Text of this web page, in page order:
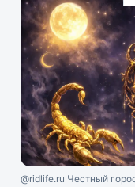
@ridlife.ru Честный